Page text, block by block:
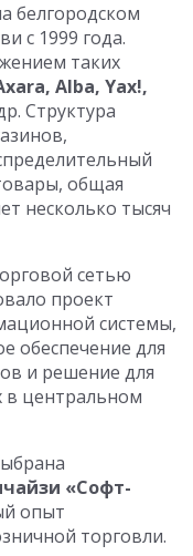
белгородском
с 1999 года.
таких
Alba, Yax!,
Структура
общая
несколько тысяч
сетью
проект
системы,
обеспечение для
и решение для
в центральном
«Софт-
опыт
торговли.